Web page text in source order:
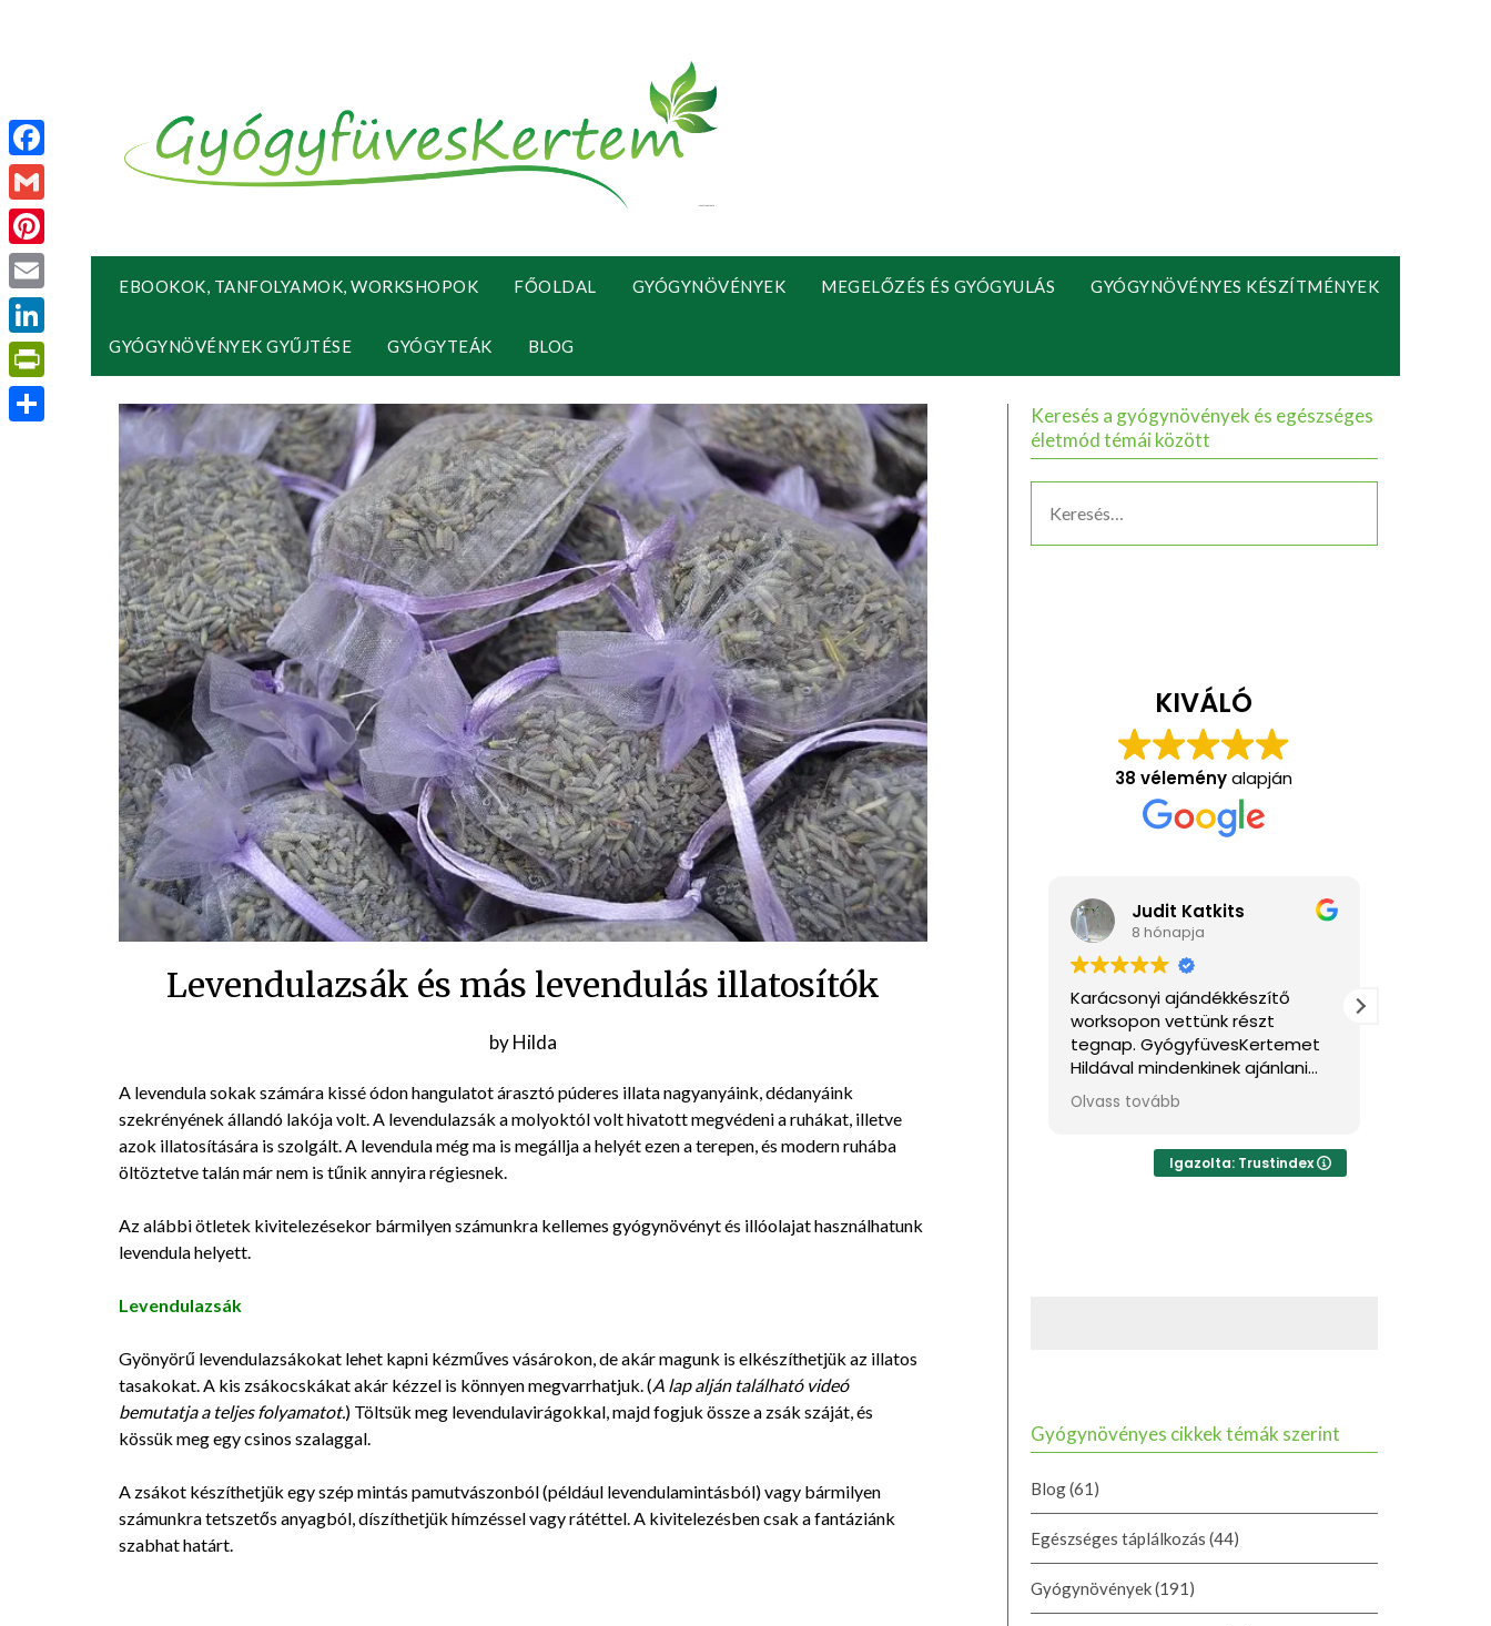
EBOOKOK, TANFOLYAMOK, WORKSHOPOK FŐOLDAL GYÓGYNÖVÉNYEK MEGELŐZÉS ÉS GYÓGYULÁS GYÓGYNÖVÉNYES KÉSZÍTMÉNYEK
GYÓGYNÖVÉNYEK GYŰJTÉSE GYÓGYTEÁK BLOG
Levendulazsák és más levendulás illatosítók
Posted
2017-
01-
27
byHilda
A levendula sokak számára kissé ódon hangulatot árasztó púderes illata nagyanyáink, dédanyáink
szekrényének állandó lakója volt. A levendulazsák a molyoktól volt hivatott megvédeni a ruhákat, illetve
azok illatosítására is szolgált. A levendula még ma is megállja a helyét ezen a terepen, és modern ruhába
öltöztetve talán már nem is tűnik annyira régiesnek.
Az alábbi ötletek kivitelezésekor bármilyen számunkra kellemes gyógynövényt és illóolajat használhatunk
levendula helyett.
Levendulazsák
Gyönyörű levendulazsákokat lehet kapni kézműves vásárokon, de akár magunk is elkészíthetjük az illatos
tasakokat. A kis zsákocskákat akár kézzel is könnyen megvarrhatjuk. (A lap alján található videó
bemutatja a teljes folyamatot.) Töltsük meg levendulavirágokkal, majd fogjuk össze a zsák száját, és
kössük meg egy csinos szalaggal.
A zsákot készíthetjük egy szép mintás pamutvászonból (például levendulamintásból) vagy bármilyen
számunkra tetszetős anyagból, díszíthetjük hímzéssel vagy rátéttel. A kivitelezésben csak a fantáziánk
szabhat határt.
Keresés a gyógynövények és egészséges
életmód témái között
KIVÁLÓ
38 véleményalapján
Judit Katkits
8 hónapja
Karácsonyi ajándékkészítő
tegnap. GyógyfüvesKertemet
Hildával mindenkinek ajánlani
tudom, ha feltöltődésre,
egyben tudásra vágyik kellemes
környezetben. Ha lehetne sokkal
Olvass tovább
Anita Kis
Nagyon jól éreztem magam.
Sok hasznos információval
gazdagodtam. Köszönöm!
Igazolta: Trustindex
Gyógynövényes cikkek témák szerint
Blog(61)
Egészséges táplálkozás (44)
Gyógynövények(191)
Facebook
Gmail
Pinterest
Email
LinkedIn
PrintFriendly